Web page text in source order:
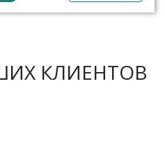
КЛИЕНТОВ